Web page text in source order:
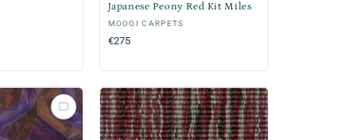
Japanese Peony Red Kit Miles
Verkoper:
MOOOI CARPETS
Normale
€275